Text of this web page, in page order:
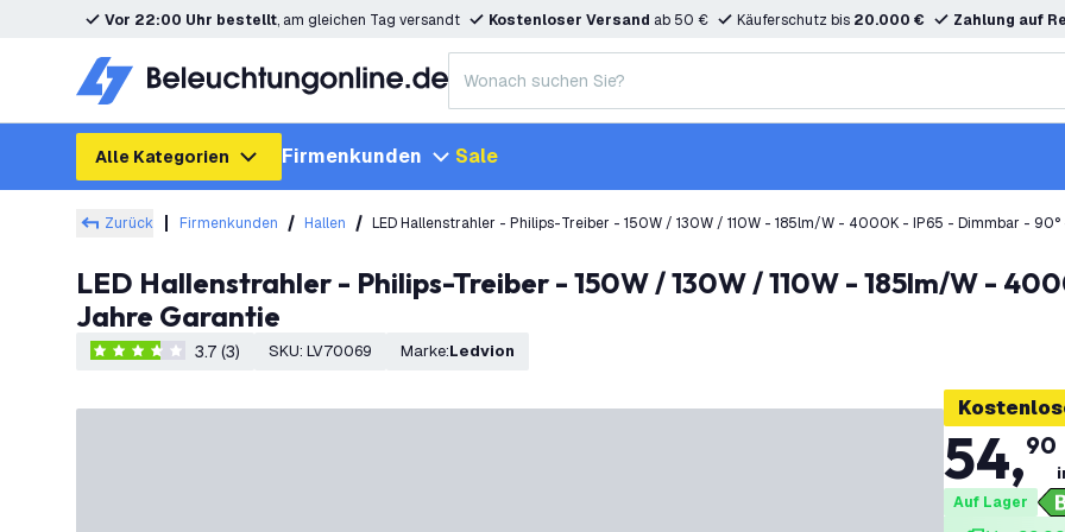
Vor 22:00 Uhr bestellt, am gleichen Tag versandt Kostenloser Versand ab 50 € Käuferschutz bis 20.000 € Zahlung auf
Alle Kategorien Firmenkunden Sale
Zurück Firmenkunden Hallen LED Hallenstrahler - Philips-Treiber - 150W / 130W / 110W - 185lm/W - 4000K - IP65 - Dimmbar -
LED Hallenstrahler - Philips-Treiber - 150W / 130W / 110W - 185lm/W - 4000K - IP65 - Dimmbar - 90° - 5
Jahre Garantie
3.7 Bewertungssterne
3.7 (3) SKU: LV70069 Marke: Ledvion
54,90
Auf Lager